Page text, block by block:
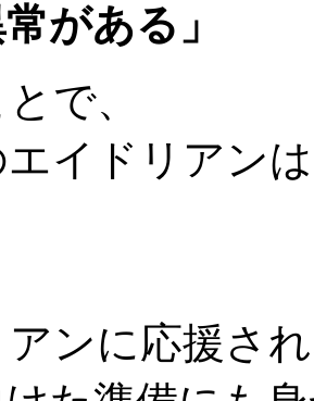
がある」
で、
イドリアン
ンに応援さ